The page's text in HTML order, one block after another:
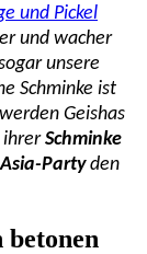
und Pickel
und wacher
unsere
Schminke ist
Geishas
ihrerSchminke
Partyden
betonen